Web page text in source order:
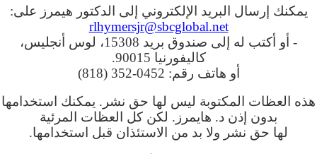
يمكنك إرسال البريد الإلكتروني إلى الدكتور هيمرز على:
rlhymersjr@sbcglobal.net
- أو أكتب له إلى صندوق بريد 15308، لوس أنجليس،
كاليفورنيا 90015.
أو هاتف رقم: 0452-352 (818)
هذه العظات المكتوبة ليس لها حق نشر. يمكنك استخدامها
بدون إذن د. هايمرز. لكن كل العظات المرئية
لها حق نشر ولا بد من الاستئذان قبل استخدامها.